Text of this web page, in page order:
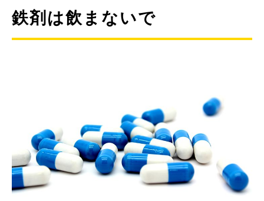
鉄剤は飲まないで